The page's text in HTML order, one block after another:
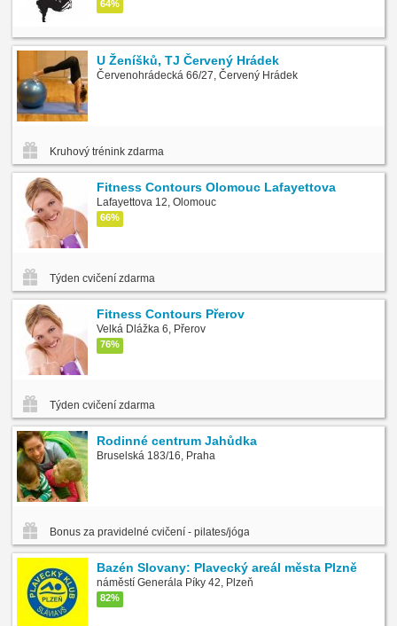
64%
U Ženíšků, TJ Červený Hrádek
Červenohrádecká 66/27, Červený Hrádek
Kruhový trénink zdarma
Fitness Contours Olomouc Lafayettova
Lafayettova 12, Olomouc
66%
Týden cvičení zdarma
Fitness Contours Přerov
Velká Dlážka 6, Přerov
76%
Týden cvičení zdarma
Rodinné centrum Jahůdka
Bruselská 183/16, Praha
Bonus za pravidelné cvičení - pilates/jóga
Bazén Slovany: Plavecký areál města Plzně
náměstí Generála Píky 42, Plzeň
82%